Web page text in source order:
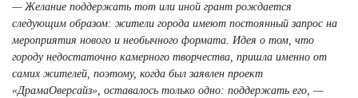
— Желание поддержать тот или иной грант рождается
следующим образом: жители города имеют постоянный запрос на
мероприятия нового и необычного формата. Идея о том, что
городу недостаточно камерного творчества, пришла именно от
самих жителей, поэтому, когда был заявлен проект
«ДрамаОверсайз», оставалось только одно: поддержать его, —